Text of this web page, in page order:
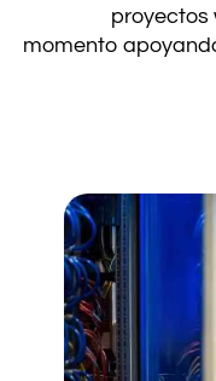
proyectos
momento